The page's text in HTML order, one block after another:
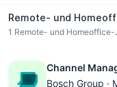
Remote- und
1 Remote- und
Channel
Bosch Group ·